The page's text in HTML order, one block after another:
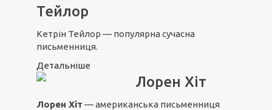
Тейлор
Кетрін Тейлор — популярна сучасна
письменниця.
Детальніше
Лорен Хіт
Лорен Хіт — американська письменниця